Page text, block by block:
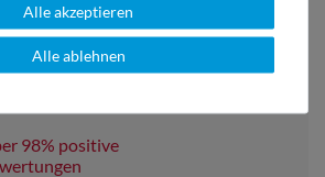
ab 60 € -
mit DHL
Kundenservice
98% positive
Alle akzeptieren
Alle ablehnen